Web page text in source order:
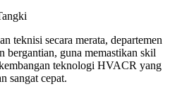
teknisi secara merata, departemen
bergantian, guna memastikan skil
teknologi HVACR yang
sangat cepat.